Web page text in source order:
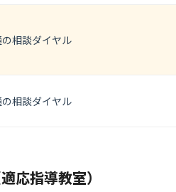
相談ダイヤル
相談ダイヤル
応指導教室）